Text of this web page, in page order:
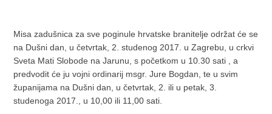
Misa zadušnica za sve poginule hrvatske branitelje održat će se
na Dušni dan, u četvrtak, 2. studenog 2017. u Zagrebu, u crkvi
Sveta Mati Slobode na Jarunu, s početkom u 10.30 sati , a
predvodit će ju vojni ordinarij msgr. Jure Bogdan, te u svim
županijama na Dušni dan, u četvrtak, 2. ili u petak, 3.
studenoga 2017., u 10,00 ili 11,00 sati.